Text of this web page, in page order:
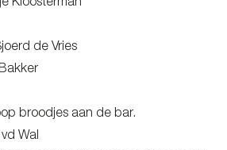
Kloosterman
de Vries
broodjes aan de bar.
Wal